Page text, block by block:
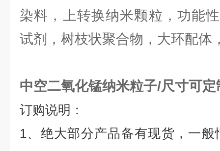
染料，上转换纳米颗粒，功能
试剂，树枝状聚合物，大环配体
中空二氧化锰纳米粒子/尺寸可定
订购说明：
1、绝大部分产品备有现货，一